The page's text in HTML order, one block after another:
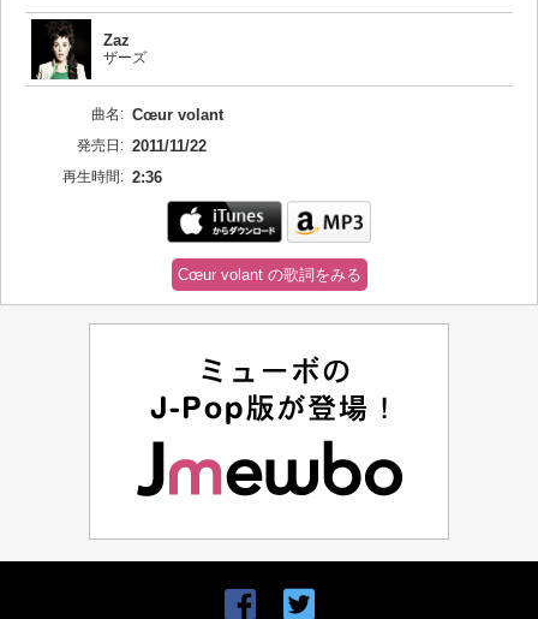
Zaz
ザーズ
曲名: Cœur volant
発売日: 2011/11/22
再生時間: 2:36
Cœur volant の歌詞をみる